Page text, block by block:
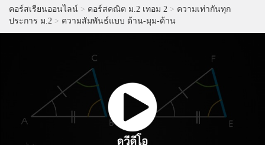
คอร์สเรียนออนไลน์ > คอร์สคณิต ม.2 เทอม 2 > ความเท่ากันทุก
ประการ ม.2 > ความสัมพันธ์แบบ ด้าน-มุม-ด้าน